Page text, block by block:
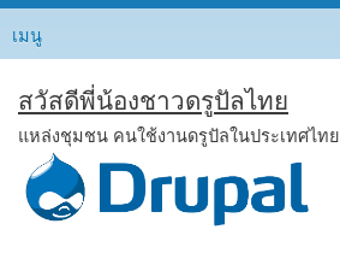
Main menu
เมนู
สวัสดีพี่น้องชาวดรูปัลไทย
แหล่งชุมชน คนใช้งานดรูปัลในประเทศไทย